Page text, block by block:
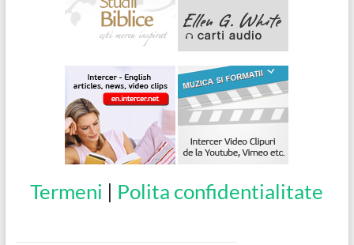
Termeni | Polita confidentialitate